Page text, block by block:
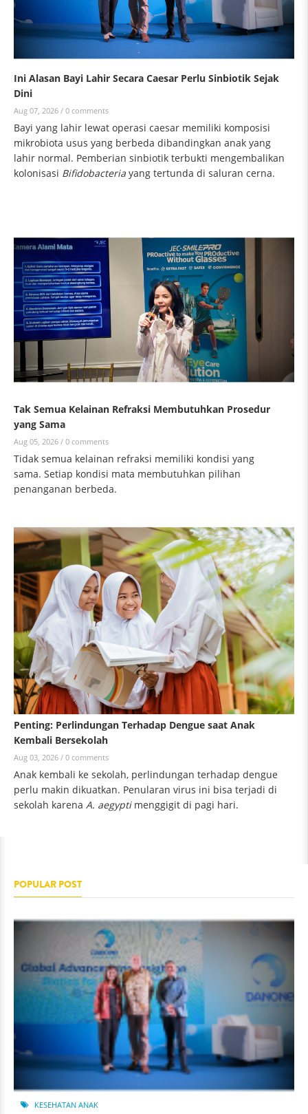
Ini Alasan Bayi Lahir Secara Caesar Perlu Sinbiotik Sejak
Dini
Aug 07, 2026 / 0 comments
Bayi yang lahir lewat operasi caesar memiliki komposisi
mikrobiota usus yang berbeda dibandingkan anak yang
lahir normal. Pemberian sinbiotik terbukti mengembalikan
kolonisasi Bifidobacteria yang tertunda di saluran cerna.
Tak Semua Kelainan Refraksi Membutuhkan Prosedur
yang Sama
Aug 05, 2026 / 0 comments
Tidak semua kelainan refraksi memiliki kondisi yang
sama. Setiap kondisi mata membutuhkan pilihan
penanganan berbeda.
Penting: Perlindungan Terhadap Dengue saat Anak
Kembali Bersekolah
Aug 03, 2026 / 0 comments
Anak kembali ke sekolah, perlindungan terhadap dengue
perlu makin dikuatkan. Penularan virus ini bisa terjadi di
sekolah karena A. aegyptimenggigit di pagi hari.
POPULAR POST
KESEHATAN ANAK